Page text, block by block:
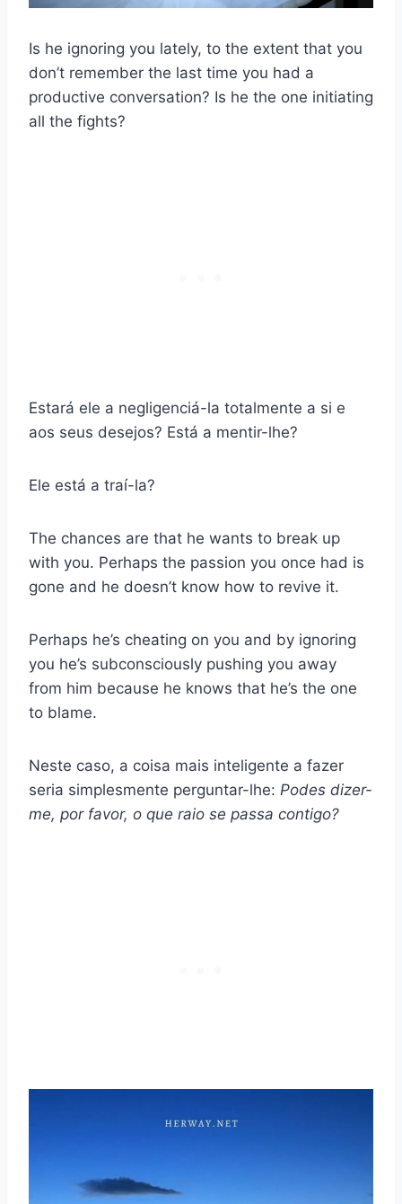
Is he ignoring you lately, to the extent that you
don’t remember the last time you had a
productive conversation? Is he the one initiating
all the fights?
Estará ele a negligenciá-la totalmente a si e
aos seus desejos? Está a mentir-lhe?
Ele está a traí-la?
The chances are that he wants to break up
with you. Perhaps the passion you once had is
gone and he doesn’t know how to revive it.
Perhaps he’s cheating on you and by ignoring
you he’s subconsciously pushing you away
from him because he knows that he’s the one
to blame.
Neste caso, a coisa mais inteligente a fazer
seria simplesmente perguntar-lhe: Podes dizer-
me, por favor, o que raio se passa contigo?